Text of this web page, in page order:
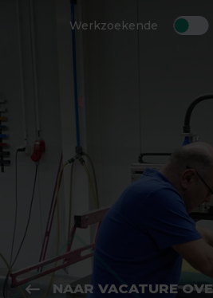
Werkzoekende
NAAR VACATURE